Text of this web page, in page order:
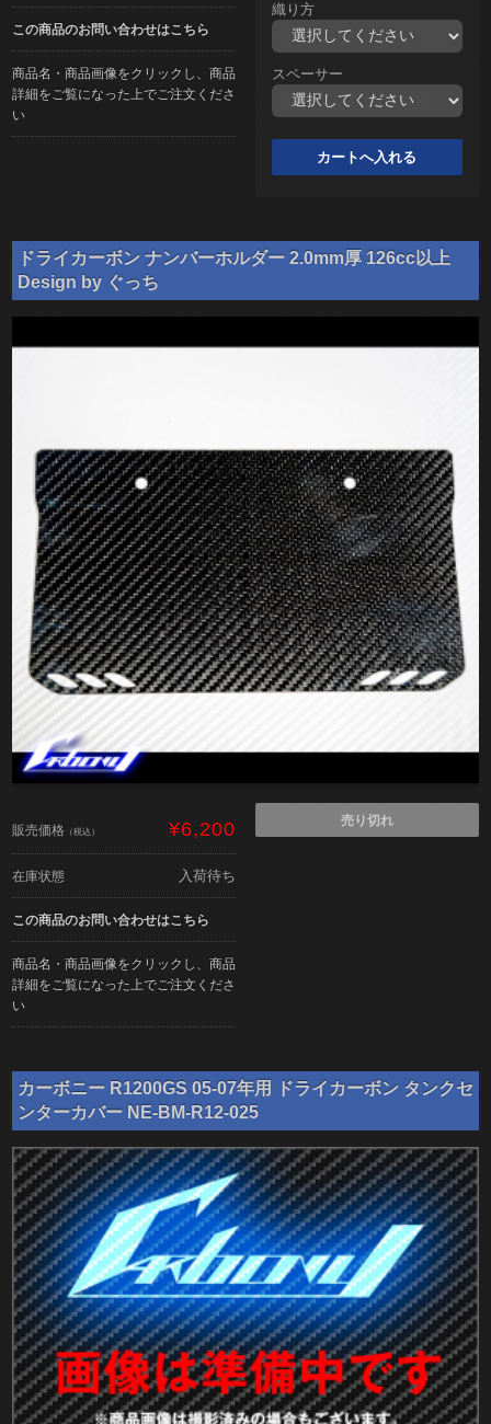
この商品のお問い合わせはこちら
商品名・商品画像をクリックし、商品
詳細をご覧になった上でご注文くださ
い
織り方
スペーサー
ドライカーボン ナンバーホルダー 2.0mm厚 126cc以上
Design by ぐっち
販売価格 （税込） ¥6,200
在庫状態 入荷待ち
この商品のお問い合わせはこちら
商品名・商品画像をクリックし、商品
詳細をご覧になった上でご注文くださ
い
売り切れ
カーボニー R1200GS 05-07年用 ドライカーボン タンクセ
ンターカバー NE-BM-R12-025